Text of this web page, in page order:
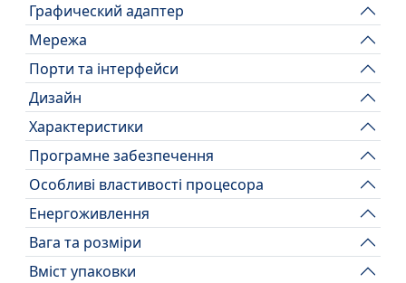
Графический адаптер
Мережа
Порти та інтерфейси
Дизайн
Характеристики
Програмне забезпечення
Особливі властивості процесора
Енергоживлення
Вага та розміри
Вміст упаковки